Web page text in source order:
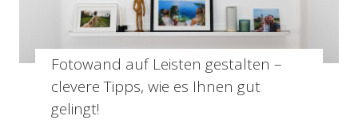
Fotowand auf Leisten gestalten –
clevere Tipps, wie es Ihnen gut
gelingt!